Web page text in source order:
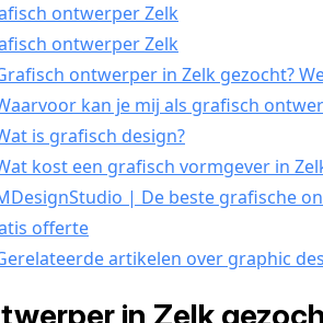
ontwerper Zelk
ontwerper Zelk
ontwerper in Zelk gezocht?
kan je mij als grafisch
is grafisch design?
kost een grafisch vormgever in
| De beste grafische
offerte
artikelen over graphic
in Zelk